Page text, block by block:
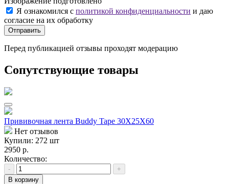
Я ознакомился с политикой конфиденциальности и даю
согласие на их обработку
Отправить
Перед публикацией отзывы проходят модерацию
Сопутствующие товары
Прививочная лента Buddy Tape 30Х25Х60
Нет отзывов
Купили: 272 шт
2950 р.
Количество:
-
+
В корзину